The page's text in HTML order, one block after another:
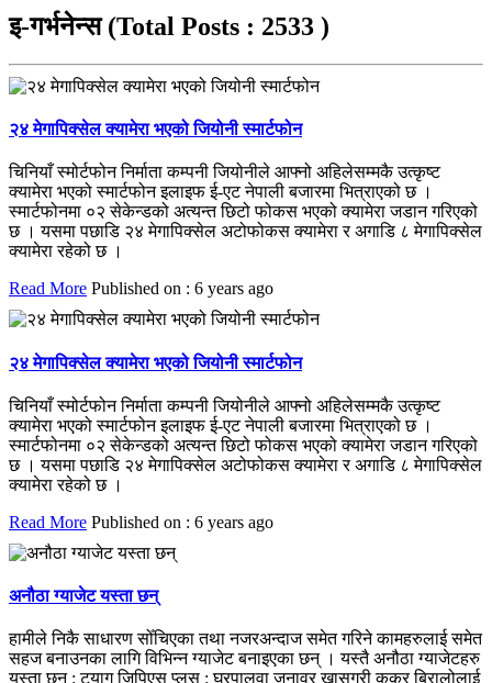
इ-गर्भनेन्स(Total Posts : 2533 )
२४ मेगापिक्सेल क्यामेरा भएको जियोनी स्मार्टफोन
चिनियाँ स्मोर्टफोन निर्माता कम्पनी जियोनीले आफ्नो अहिलेसम्मकै उत्कृष्ट
क्यामेरा भएको स्मार्टफोन इलाइफ ई-एट नेपाली बजारमा भित्राएको छ ।
स्मार्टफोनमा ०२ सेकेन्डको अत्यन्त छिटो फोकस भएको क्यामेरा जडान गरिएको
छ । यसमा पछाडि २४ मेगापिक्सेल अटोफोकस क्यामेरा र अगाडि ८ मेगापिक्सेल
क्यामेरा रहेको छ ।
Read More Published on : 6 years ago
२४ मेगापिक्सेल क्यामेरा भएको जियोनी स्मार्टफोन
चिनियाँ स्मोर्टफोन निर्माता कम्पनी जियोनीले आफ्नो अहिलेसम्मकै उत्कृष्ट
क्यामेरा भएको स्मार्टफोन इलाइफ ई-एट नेपाली बजारमा भित्राएको छ ।
स्मार्टफोनमा ०२ सेकेन्डको अत्यन्त छिटो फोकस भएको क्यामेरा जडान गरिएको
छ । यसमा पछाडि २४ मेगापिक्सेल अटोफोकस क्यामेरा र अगाडि ८ मेगापिक्सेल
क्यामेरा रहेको छ ।
Read More Published on : 6 years ago
अनौठा ग्याजेट यस्ता छन्
हामीले निकै साधारण सोँचिएका तथा नजरअन्दाज समेत गरिने कामहरुलाई समेत
सहज बनाउनका लागि विभिन्न ग्याजेट बनाइएका छन् । यस्तै अनौठा ग्याजेटहरु
यस्ता छन् : ट्याग जिपिएस प्लस : घरपालुवा जनावर खासगरी कुकुर बिरालोलाई